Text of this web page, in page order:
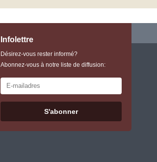
Infolettre
Désirez-vous rester informé?
Abonnez-vous à notre liste de diffusion:
S'abonner